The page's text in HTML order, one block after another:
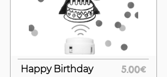
Happy Birthday 5.00€